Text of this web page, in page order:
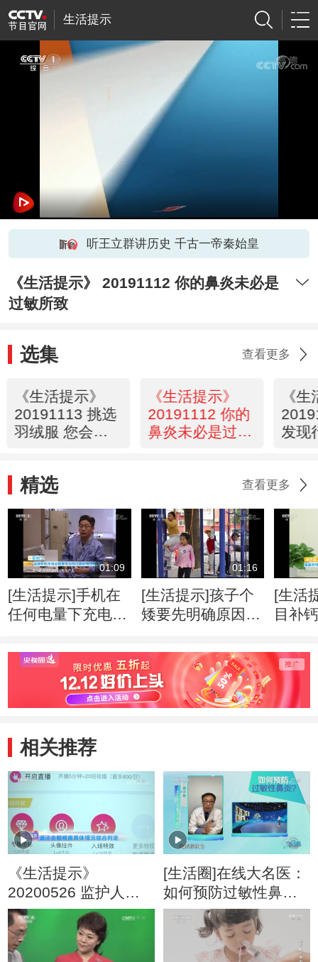
生活提示
听王立群讲历史 千古一帝秦始皇
《生活提示》 20191112 你的鼻炎未必是
过敏所致
选集 查看更多
《生活提示》
20191113 挑选
羽绒服 您会
《生活提示》
20191112 你的
鼻炎未必是过敏
《
发现
精选 查看更多
01:09
[生活提示]手机在
任何电量下充电都
01:16
[生活提示]孩子个
矮要先明确原因再
[生活
目补
相关推荐
《生活提示》
20200526 监护人能
否要回充值和打赏款
项呢？
[生活圈]在线大名医：
如何预防过敏性鼻
炎？